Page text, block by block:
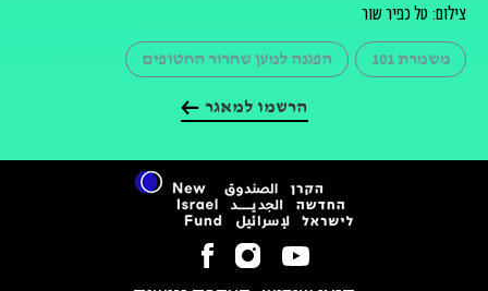
צילום: טל כפיר שור
משמרת 101 הפגנה למען שחרור החטופים
הרשמו למאגר